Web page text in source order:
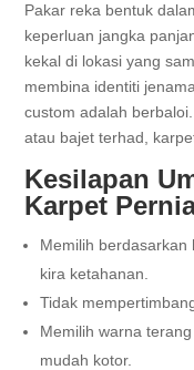
Pakar reka bentuk
keperluan jangka
kekal di lokasi yang
membina identiti
custom adalah
atau bajet terhad,
Kesilapan
Karpet
Memilih
kira ketahanan.
Tidak
Memilih warna
mudah kotor.